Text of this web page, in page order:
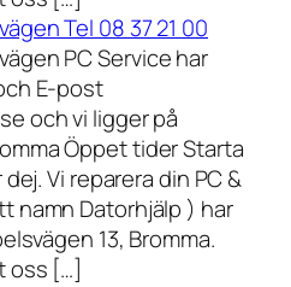
Tel 08 37 21 00
PC Service har
E-post
och vi ligger på
Öppet tider Starta
Vi reparera din PC &
namn Datorhjälp ) har
13, Bromma.
oss […]